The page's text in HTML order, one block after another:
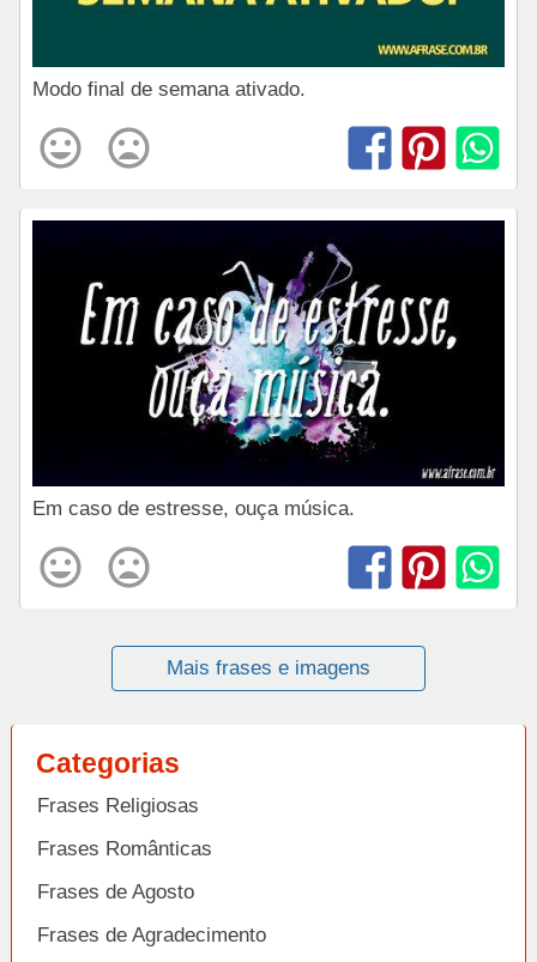
Modo final de semana ativado.
Em caso de estresse, ouça música.
Mais frases e imagens
Categorias
Frases Religiosas
Frases Românticas
Frases de Agosto
Frases de Agradecimento